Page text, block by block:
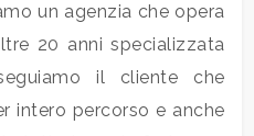
un agenzia che opera
20 anni specializzata
il cliente che
intero percorso e anche